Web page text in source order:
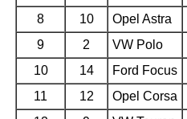
8 10 Opel Astra
9
2 VW Polo
10
14 Ford Focus
11
12 Opel Corsa